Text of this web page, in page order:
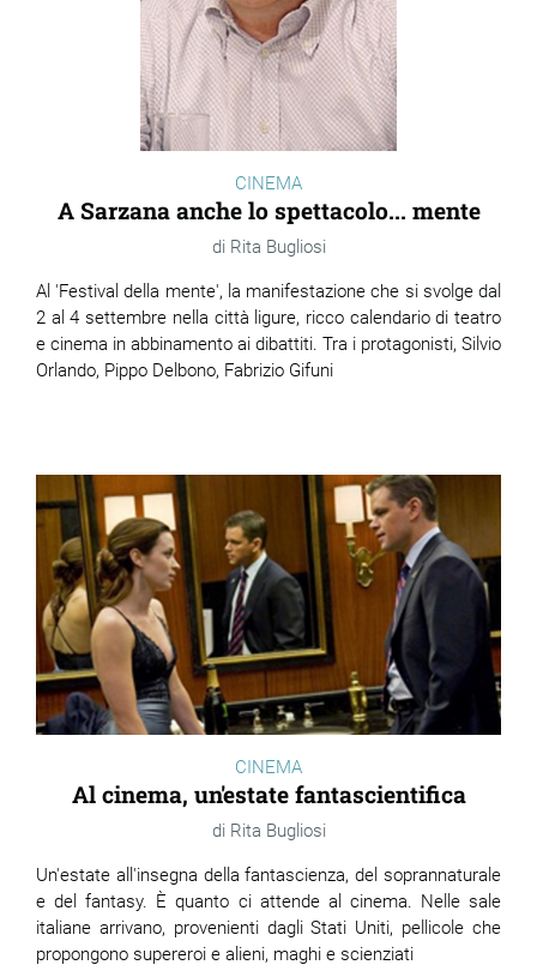
CINEMA
A Sarzana anche lo spettacolo... mente
Rita Bugliosi
Al 'Festival della mente', la manifestazione che si svolge dal
2 al 4 settembre nella città ligure, ricco calendario di teatro
e cinema in abbinamento ai dibattiti. Tra i protagonisti, Silvio
Orlando, Pippo Delbono, Fabrizio Gifuni
CINEMA
Al cinema, un'estate fantascientifica
Rita Bugliosi
Un'estate all'insegna della fantascienza, del soprannaturale
e del fantasy. È quanto ci attende al cinema. Nelle sale
italiane arrivano, provenienti dagli Stati Uniti, pellicole che
propongono supereroi e alieni, maghi e scienziati